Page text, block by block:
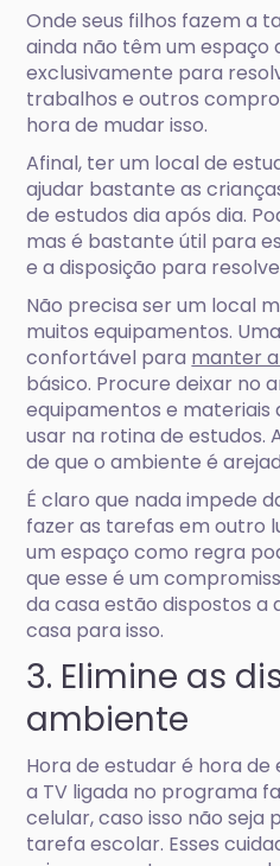
Onde seus filhos fazem a
ainda não têm um espaço
exclusivamente para
trabalhos e outros
hora de mudar isso.
Afinal, ter um local de
ajudar bastante as
de estudos dia após dia.
mas é bastante útil para
e a disposição para
Não precisa ser um local
muitos equipamentos.
confortável para manter
básico. Procure deixar no
equipamentos e materiais
usar na rotina de estudos.
de que o ambiente é
É claro que nada impede
fazer as tarefas em outro
um espaço como regra
que esse é um
da casa estão dispostos a
casa para isso.
3. Elimine as
ambiente
Hora de estudar é hora de
a TV ligada no programa
celular, caso isso não seja
tarefa escolar. Esses